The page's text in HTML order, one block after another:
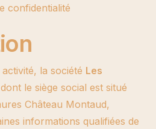
confidentialité
la société Les
le siège social est situé
Château Montaud,
informations qualifiées de